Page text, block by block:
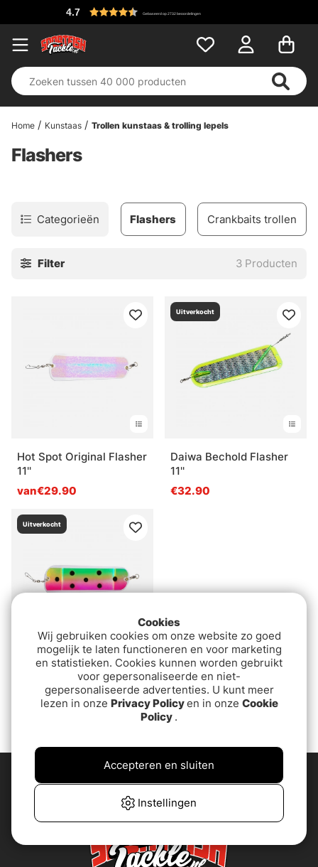
4.7 Gebaseerd op 2732 beoordelingen
Home Kunstaas Trollen kunstaas & trolling lepels
Flashers
Categorieën Crankbaits trollen
Flashers
Filter 3 Producten
Hot Spot Original Flasher
11''
van€29.90
Uitverkocht
Daiwa Bechold Flasher
11''
€32.90
Uitverkocht
Hot Spot Mini Flasher 8''
€24.90
Cookies
Wij gebruiken cookies om onze website zo goed
mogelijk te laten functioneren en voor marketing
en statistieken. Cookies kunnen worden gebruikt
voor gepersonaliseerde en niet-
gepersonaliseerde advertenties. U kunt meer
lezen in onze Privacy Policyen in onze Cookie
Policy .
Instellingen
Accepteren en sluiten